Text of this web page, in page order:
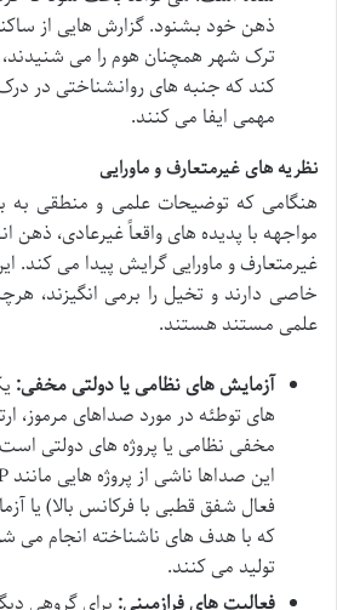
ذهن خود بشنود. گزارش هایی از
ترک شهر همچنان هوم را می
کند که جنبه های روانشناختی در
مهمی ایفا می کنند.
نظریه های غیرمتعارف و ماورایی
هنگامی که توضیحات علمی و منطقی
مواجهه با پدیده های واقعاً غیرعادی،
غیرمتعارف و ماورایی گرایش پیدا می کند.
خاصی دارند و تخیل را برمی انگیزند،
علمی مستند هستند.
آزمایش های نظامی یا دولتی مخفی:
های توطئه در مورد صداهای مرموز،
مخفی نظامی یا پروژه های دولتی
فعال شفق قطبی با فرکانس بالا) یا
که با هدف های ناشناخته انجام می
تولید می کنند.